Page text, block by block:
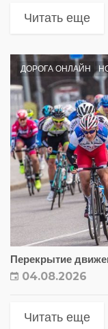
Читать еще
ДОРОГА ОНЛАЙН
Перекрытие
04.08.2026
Читать еще